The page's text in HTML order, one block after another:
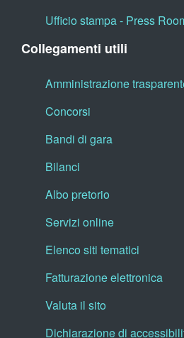
Ufficio stampa - Press
Collegamenti utili
Amministrazione
Concorsi
Bandi di gara
Bilanci
Albo pretorio
Servizi online
Elenco siti tematici
Fatturazione elettronica
Valuta il sito
Dichiarazione di